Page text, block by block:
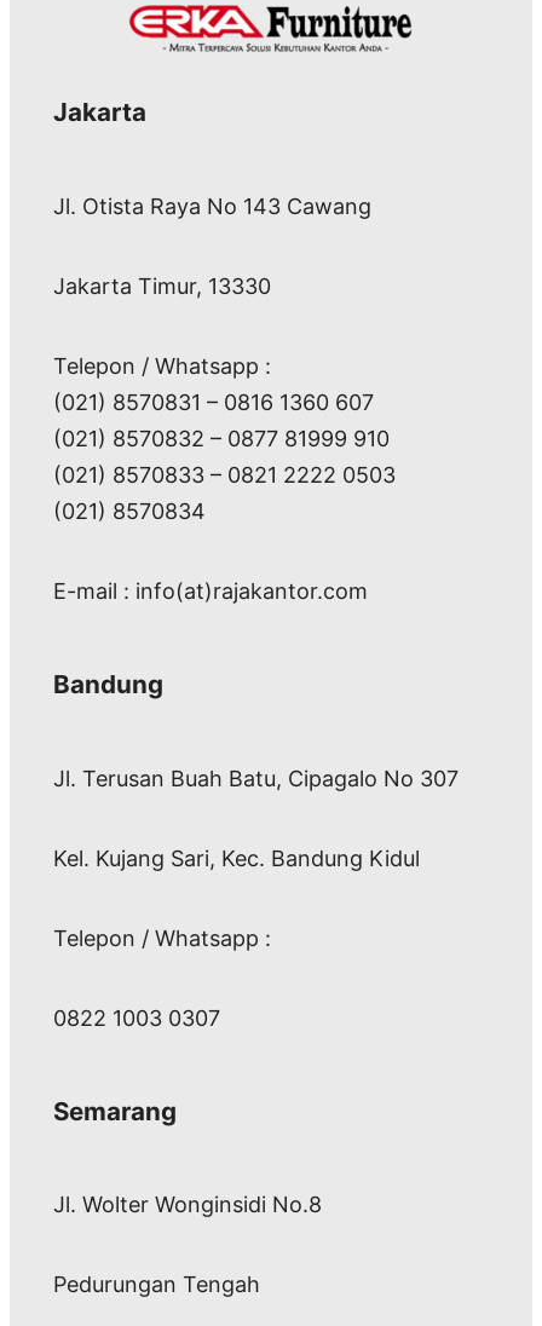
Jakarta
Jl. Otista Raya No 143 Cawang
Jakarta Timur, 13330
Telepon / Whatsapp :
(021) 8570831 – 0816 1360 607
(021) 8570832 – 0877 81999 910
(021) 8570833 – 0821 2222 0503
(021) 8570834
E-mail : info(at)rajakantor.com
Bandung
Jl. Terusan Buah Batu, Cipagalo No 307
Kel. Kujang Sari, Kec. Bandung Kidul
Telepon / Whatsapp :
0822 1003 0307
Semarang
Jl. Wolter Wonginsidi No.8
Pedurungan Tengah